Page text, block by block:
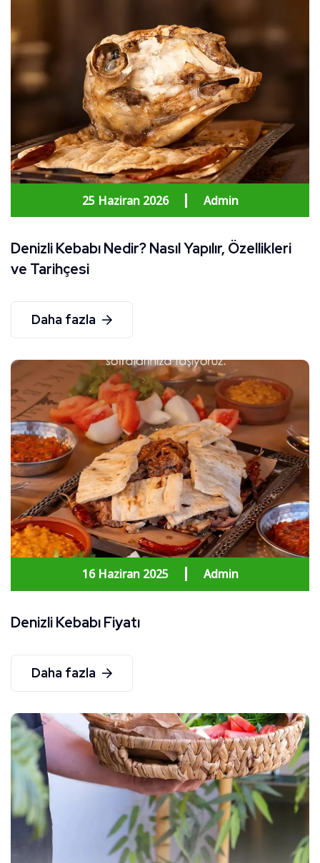
25 Haziran 2026 Admin
Denizli Kebabı Nedir? Nasıl Yapılır, Özellikleri
ve Tarihçesi
Daha fazla
16 Haziran 2025 Admin
Denizli Kebabı Fiyatı
Daha fazla